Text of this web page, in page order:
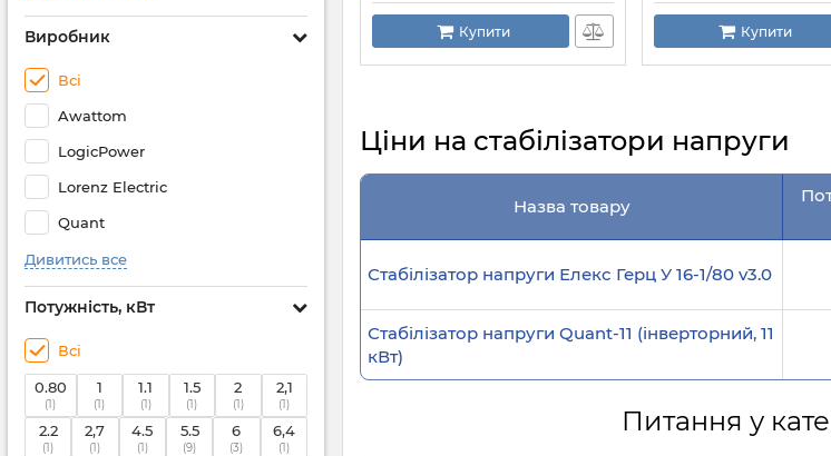
Виробник
Всі
Awattom
LogicPower
Lorenz Electric
Quant
Дивитись все
Потужність, кВт
Всі
0.80
(1)
1
(1)
1.1
(1)
1.5
(1)
2
(1)
2,1
(1)
2.2
(1)
2,7
(1)
4.5
(1)
5.5
(9)
6
(3)
6,4
(1)
Купити Купити
Ціни на стабілізатори напруги
Назва товару
Стабілізатор напруги Елекс Герц У 16-1/80 v3.0
Стабілізатор напруги Quant-11 (інверторний, 11
кВт)
Питання у